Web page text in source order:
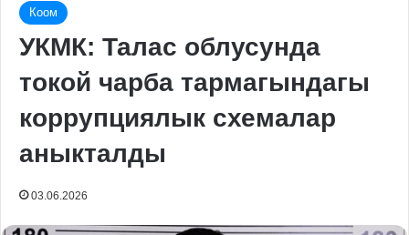
Коом
УКМК: Талас облусунда
токой чарба тармагындагы
коррупциялык схемалар
аныкталды
03.06.2026